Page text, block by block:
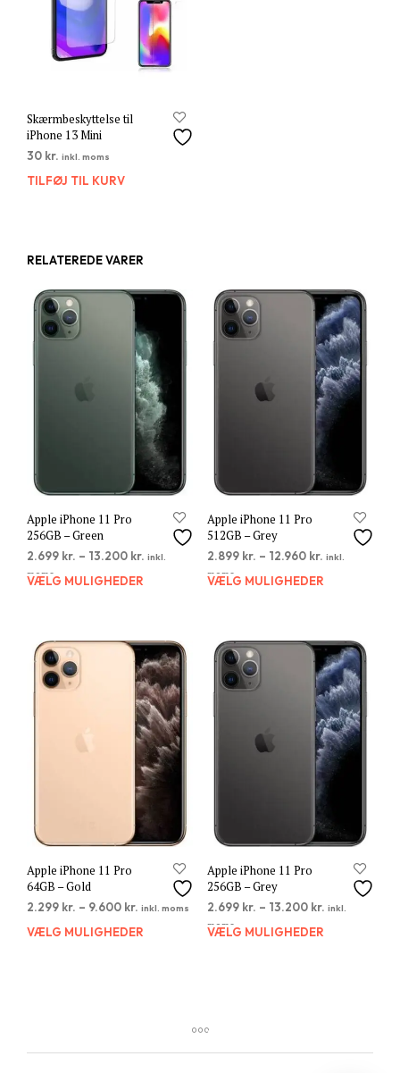
Skærmbeskyttelse til
iPhone 13 Mini
30 kr. inkl. moms
TILFØJ TIL KURV
RELATEREDE VARER
Apple iPhone 11 Pro
256GB – Green
2.699 kr. – 13.200 kr. inkl.
moms
VÆLG MULIGHEDER
Dette
varianter.
Mulighederne
kan
vælges
Apple iPhone 11 Pro
512GB – Grey
2.899 kr. – 12.960 kr. inkl.
moms
VÆLG MULIGHEDER
Apple iPhone 11 Pro
64GB – Gold
2.299 kr. – 9.600 kr. inkl. moms
VÆLG MULIGHEDER
Dette
Mulighederne
Apple iPhone 11 Pro
256GB – Grey
2.699 kr. – 13.200 kr. inkl.
moms
VÆLG MULIGHEDER